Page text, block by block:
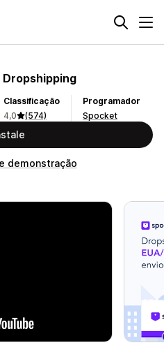
Dropshipping
Classificação
4,0
(574)
Programador
Spocket
demonstração